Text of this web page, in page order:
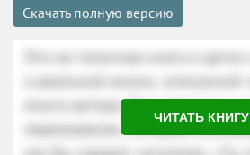
Скачать полную версию
ЧИТАТЬ КНИГУ